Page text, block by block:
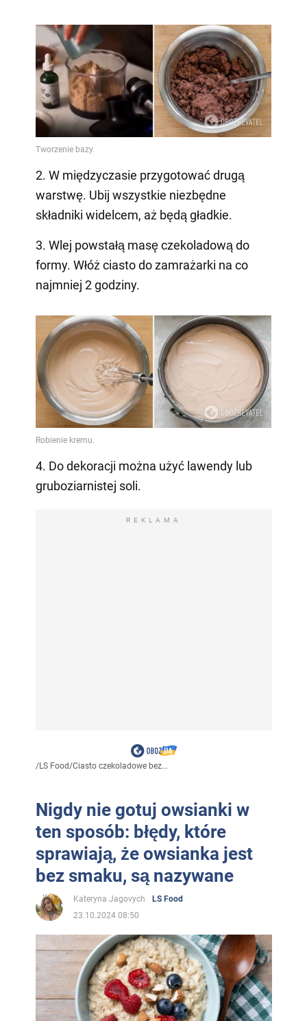
2. W międzyczasie przygotować drugą
warstwę. Ubij wszystkie niezbędne
składniki widelcem, aż będą gładkie.
3. Wlej powstałą masę czekoladową do
formy. Włóż ciasto do zamrażarki na co
najmniej 2 godziny.
4. Do dekoracji można użyć lawendy lub
gruboziarnistej soli.
REKLAMA
/LS Food/Ciasto czekoladowe bez...
Nigdy nie gotuj owsianki w
ten sposób: błędy, które
sprawiają, że owsianka jest
bez smaku, są nazywane
Kateryna Jagovych
LS Food
23.10.2024 08:50